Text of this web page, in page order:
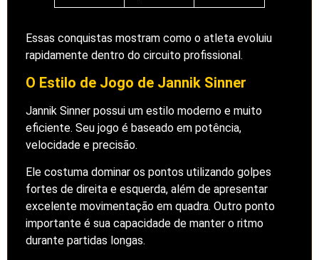
Essas conquistas mostram como o atleta evoluiu
rapidamente dentro do circuito profissional.
O Estilo de Jogo de Jannik Sinner
Jannik Sinner possui um estilo moderno e muito
eficiente. Seu jogo é baseado em potência,
velocidade e precisão.
Ele costuma dominar os pontos utilizando golpes
fortes de direita e esquerda, além de apresentar
excelente movimentação em quadra. Outro ponto
importante é sua capacidade de manter o ritmo
durante partidas longas.